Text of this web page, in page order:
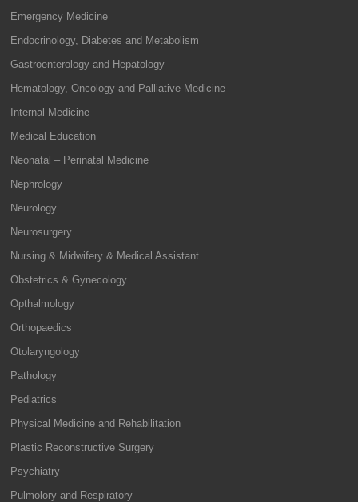
Emergency Medicine
Endocrinology, Diabetes and Metabolism
Gastroenterology and Hepatology
Hematology, Oncology and Palliative Medicine
Internal Medicine
Medical Education
Neonatal – Perinatal Medicine
Nephrology
Neurology
Neurosurgery
Nursing & Midwifery & Medical Assistant
Obstetrics & Gynecology
Opthalmology
Orthopaedics
Otolaryngology
Pathology
Pediatrics
Physical Medicine and Rehabilitation
Plastic Reconstructive Surgery
Psychiatry
Pulmolory and Respiratory